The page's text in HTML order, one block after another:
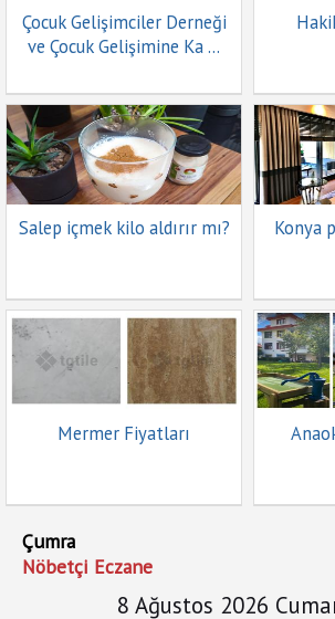
Çocuk Gelişimciler Derneği
ve Çocuk Gelişimine Ka ...
Salep içmek kilo aldırır mı?
Konya
Mermer Fiyatları
Çumra
Nöbetçi Eczane
8 Ağustos 2026